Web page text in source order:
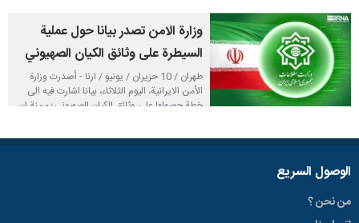
وزارة الامن تصدر بيانا حول عملية
السيطرة على وثائق الكيان الصهيوني
طهران / 10 حزيران / يونيو / ارنا - أصدرت وزارة
الأمن الايرانية، اليوم الثلاثاء، بيانا اشارت فيه الى
خطة حصولها على وثائق الكيان الصهيوني؛ مبينة ان
الحواجز الأمنية العديدة والمعقدة لهذا الكيان.
الوصول السریع
من نحن ؟